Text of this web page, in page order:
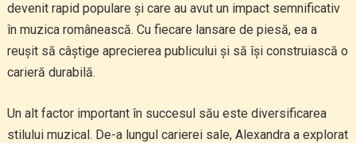
devenit rapid populare și care au avut un impact semnificativ
în muzica românească. Cu fiecare lansare de piesă, ea a
reușit să câștige aprecierea publicului și să își construiască o
carieră durabilă.
Un alt factor important în succesul său este diversificarea
stilului muzical. De-a lungul carierei sale, Alexandra a explorat